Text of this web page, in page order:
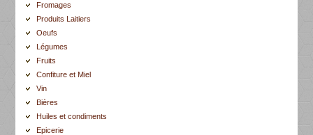
Fromages
Produits Laitiers
Oeufs
Légumes
Fruits
Confiture et Miel
Vin
Bières
Huiles et condiments
Epicerie